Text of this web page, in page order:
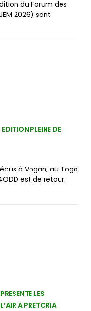
du Forum des
2026) sont
PLEINE DE
à Vogan, au Togo
est de retour.
LES
A PRETORIA